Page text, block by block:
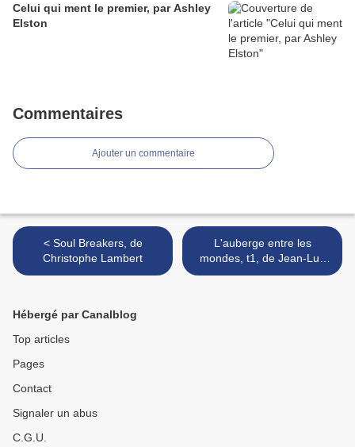
Celui qui ment le premier, par Ashley
Elston
Commentaires
Ajouter un commentaire
< Soul Breakers, de
Christophe Lambert
L'auberge entre les
mondes, t1, de Jean-Luc
Marcastel >
Hébergé par Canalblog
Top articles
Pages
Contact
Signaler un abus
C.G.U.